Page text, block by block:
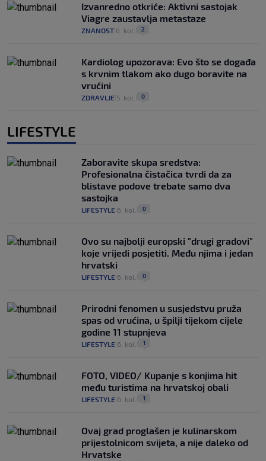
Izvanredno otkriće: Aktivni sastojak
Viagre zaustavlja metastaze
ZNANOST 6. kol. 2
Kardiolog upozorava: Evo što se događa
s krvnim tlakom ako dugo boravite na
vrućini
ZDRAVLJE 5. kol. 0
LIFESTYLE
Zaboravite skupa sredstva:
Profesionalna čistačica tvrdi da za
blistave podove trebate samo dva
sastojka
LIFESTYLE 6. kol. 0
Ovo su najbolji europski "drugi gradovi"
koje vrijedi posjetiti. Među njima i jedan
hrvatski
LIFESTYLE 6. kol. 0
Prirodni fenomen u susjedstvu pruža
spas od vrućina, u špilji tijekom cijele
godine 11 stupnjeva
LIFESTYLE 6. kol. 1
FOTO, VIDEO/ Kupanje s konjima hit
među turistima na hrvatskoj obali
LIFESTYLE 6. kol. 1
Ovaj grad proglašen je kulinarskom
prijestolnicom svijeta, a nije daleko od
Hrvatske